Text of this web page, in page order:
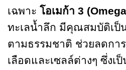
เฉพาะ โอเมก้า 3
ทะเลน้ำลึก มีคุณสมบัติเป็
ตามธรรมชาติ ช่วยลดกา
เลือดและเซลล์ต่างๆ ซึ่งเ